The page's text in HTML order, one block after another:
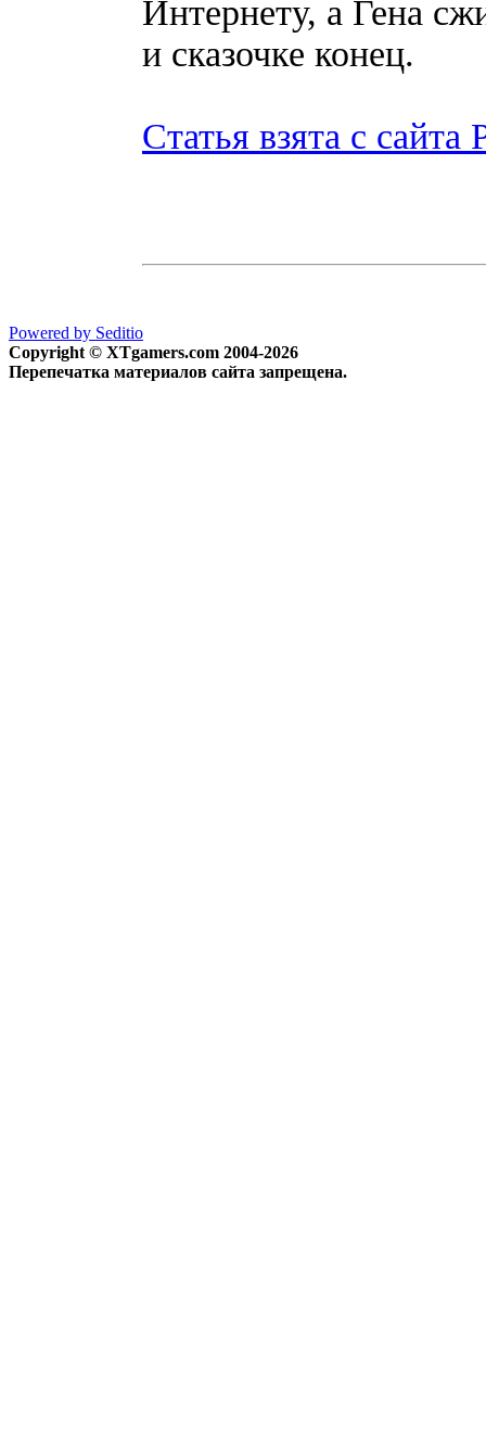
Интернету, а Гена
и сказочке конец.
Статья взята с сайта
Powered by Seditio
Copyright © XTgamers.com 2004-2026
Перепечатка материалов сайта запрещена.